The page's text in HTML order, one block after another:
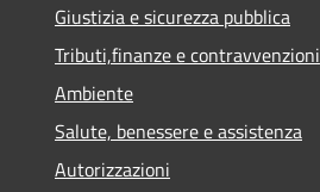
Giustizia e sicurezza pubblica
Tributi,finanze e contravvenzioni
Ambiente
Salute, benessere e assistenza
Autorizzazioni